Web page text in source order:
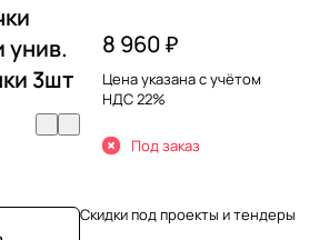
унив.
3шт
8 960 ₽
Цена указана с учётом
НДС 22%
Под заказ
Скидки под проекты и тендеры